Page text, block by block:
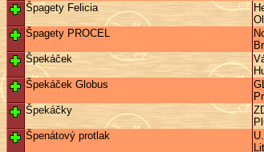
Špagety Felicia
Špagety PROCEL
Špekáček
Špekáček Globus
Špekáčky
Špenátový protlak